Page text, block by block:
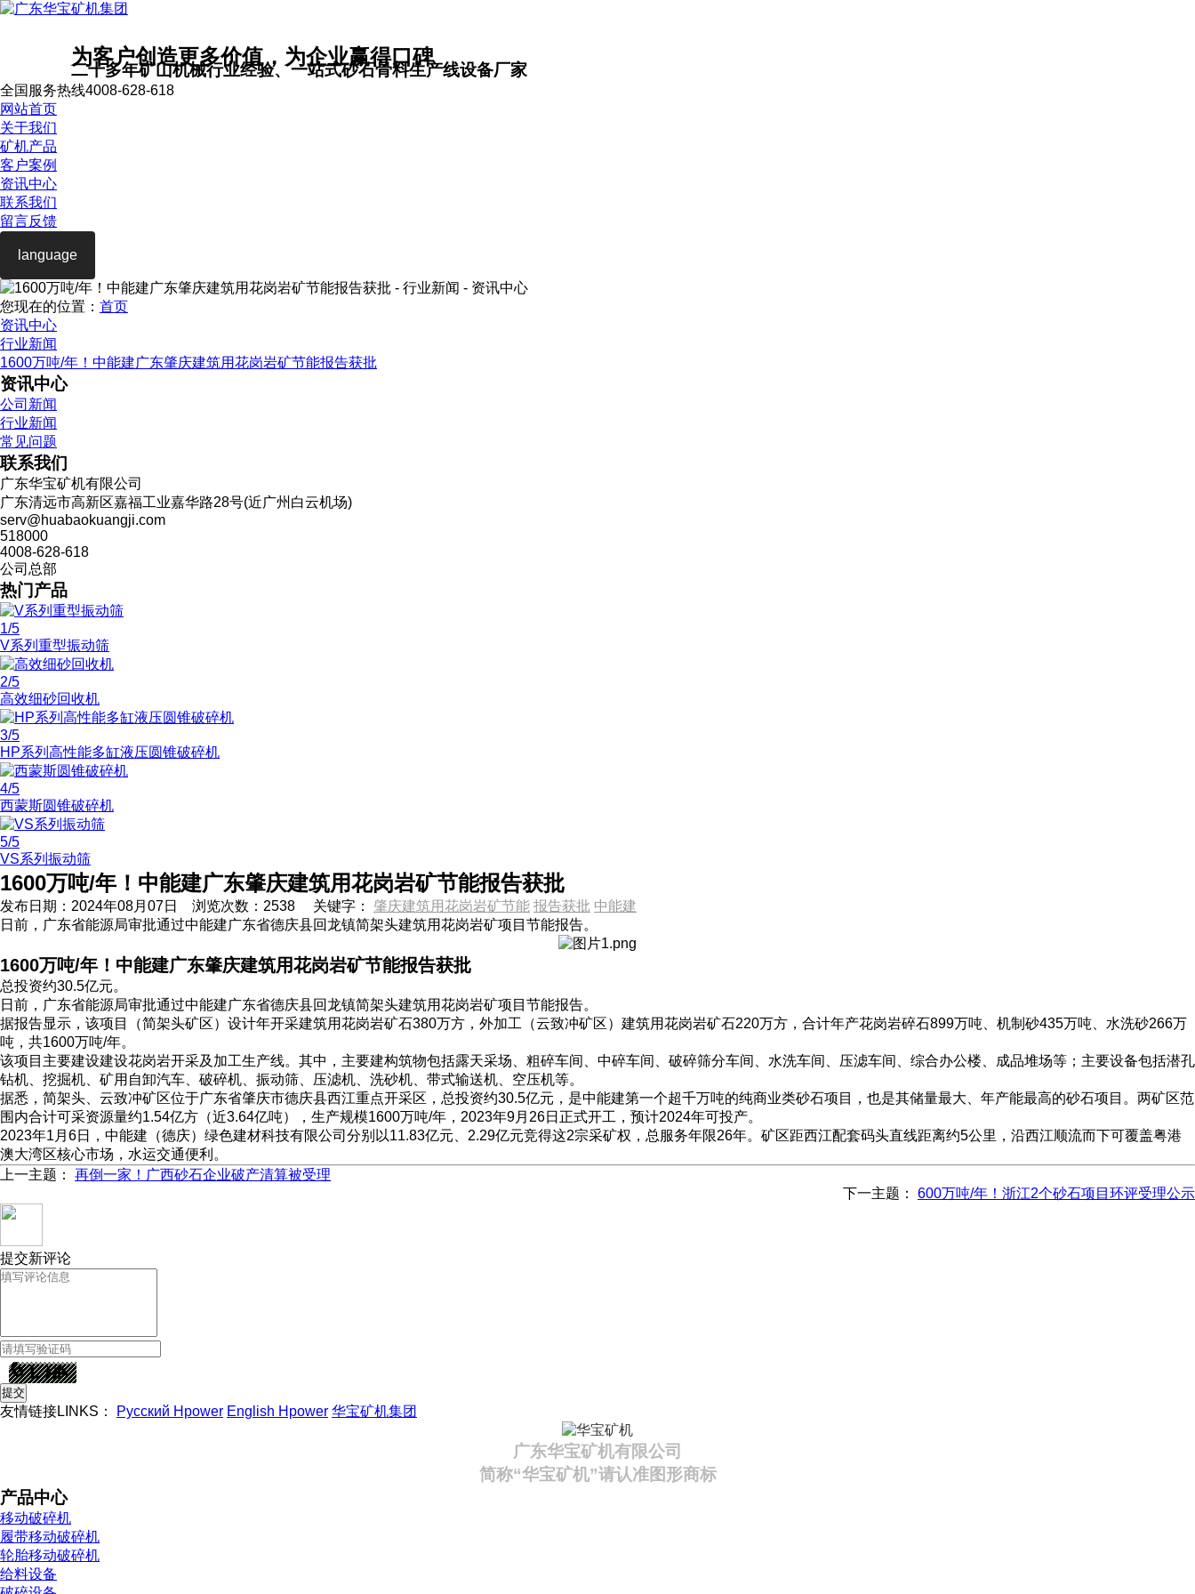
为客户创造更多价值，为企业赢得口碑
二十多年矿山机械行业经验、一站式砂石骨料生产线设备厂家
全国服务热线4008-628-618
网站首页
关于我们
矿机产品
客户案例
资讯中心
联系我们
留言反馈
language
您现在的位置： 首页
资讯中心
行业新闻
1600万吨/年！中能建广东肇庆建筑用花岗岩矿节能报告获批
资讯中心
公司新闻
行业新闻
常见问题
联系我们
广东华宝矿机有限公司
广东清远市高新区嘉福工业嘉华路28号(近广州白云机场)
serv@huabaokuangji.com
518000
4008-628-618
公司总部
热门产品
1/5
V系列重型振动筛
2/5
高效细砂回收机
3/5
HP系列高性能多缸液压圆锥破碎机
4/5
西蒙斯圆锥破碎机
5/5
VS系列振动筛
1600万吨/年！中能建广东肇庆建筑用花岗岩矿节能报告获批
发布日期： 2024年08月07日 浏览次数： 2538 关键字： 肇庆建筑用花岗岩矿节能 报告获批 中能建
日前，广东省能源局审批通过中能建广东省德庆县回龙镇简架头建筑用花岗岩矿项目节能报告。
1600万吨/年！中能建广东肇庆建筑用花岗岩矿节能报告获批
总投资约30.5亿元。
日前，广东省能源局审批通过中能建广东省德庆县回龙镇简架头建筑用花岗岩矿项目节能报告。
据报告显示，该项目（简架头矿区）设计年开采建筑用花岗岩矿石380万方，外加工（云致冲矿区）建筑用花岗岩矿石220万方，合计年产花岗岩碎石899万吨、机制砂435万吨、水洗砂266万
吨，共1600万吨/年。
该项目主要建设建设花岗岩开采及加工生产线。其中，主要建构筑物包括露天采场、粗碎车间、中碎车间、破碎筛分车间、水洗车间、压滤车间、综合办公楼、成品堆场等；主要设备包括潜孔
钻机、挖掘机、矿用自卸汽车、破碎机、振动筛、压滤机、洗砂机、带式输送机、空压机等。
据悉，简架头、云致冲矿区位于广东省肇庆市德庆县西江重点开采区，总投资约30.5亿元，是中能建第一个超千万吨的纯商业类砂石项目，也是其储量最大、年产能最高的砂石项目。两矿区范
围内合计可采资源量约1.54亿方（近3.64亿吨），生产规模1600万吨/年，2023年9月26日正式开工，预计2024年可投产。
2023年1月6日，中能建（德庆）绿色建材科技有限公司分别以11.83亿元、2.29亿元竞得这2宗采矿权，总服务年限26年。矿区距西江配套码头直线距离约5公里，沿西江顺流而下可覆盖粤港
澳大湾区核心市场，水运交通便利。
上一主题： 再倒一家！广西砂石企业破产清算被受理
下一主题： 600万吨/年！浙江2个砂石项目环评受理公示
提交新评论
友情链接LINKS： Русский Hpower English Hpower 华宝矿机集团
广东华宝矿机有限公司
简称“华宝矿机”请认准图形商标
产品中心
移动破碎机
履带移动破碎机
轮胎移动破碎机
给料设备